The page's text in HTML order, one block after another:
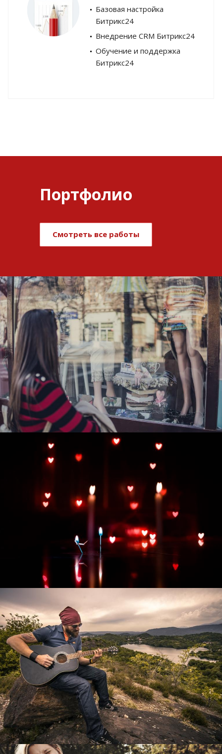
Базовая настройка
Битрикс24
Внедрение CRM Битрикс24
Обучение и поддержка
Битрикс24
Портфолио
Смотреть все работы
Развитие и поддержка интернет-
витрины StepClub
Смотреть проект
Развитие интернет-магазина "Всё для
праздника"
Смотреть проект
Перевод интернет-магазина
Guitaramania.ru на 1С-Битрикс
Смотреть проект